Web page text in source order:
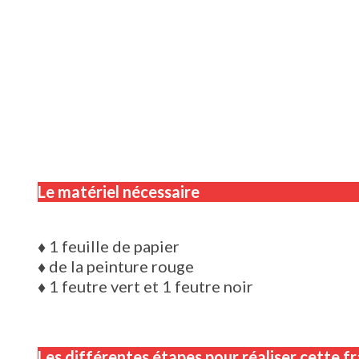
Le matériel nécessaire
♦ 1 feuille de papier
♦ de la peinture rouge
♦ 1 feutre vert et 1 feutre noir